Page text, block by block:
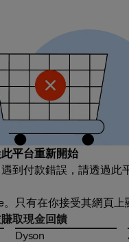
平台重新開始
到付款錯誤，請透過此
只有在你接受其網頁
取現金回饋
Dyson
Dyson